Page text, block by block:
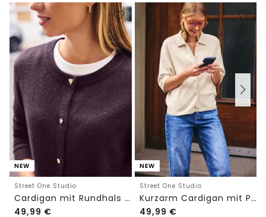
NEW
Street One Studio
Cardigan mit Rundhals und Knöpfen
49,99 €
NEW
Street One Studio
Kurzarm Cardigan mit Polokragen
49,99 €